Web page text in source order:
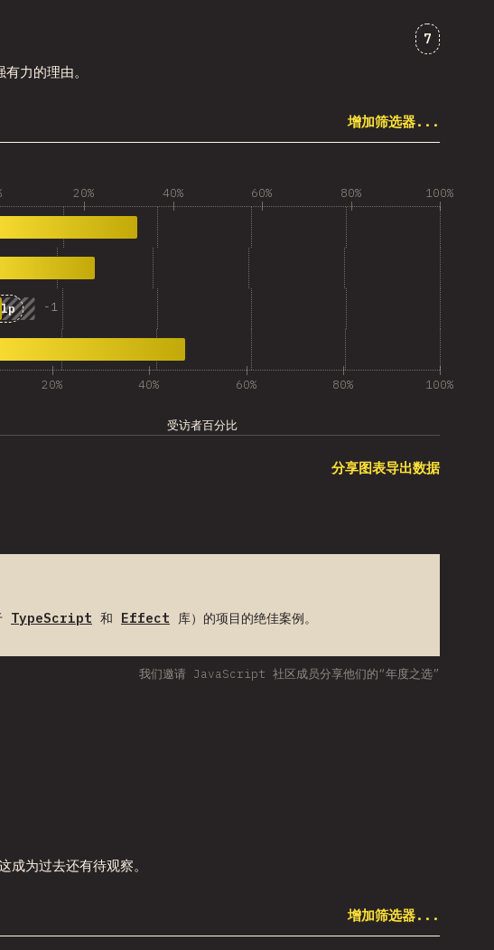
对“其他构
7
力的理由。
增加筛选器...
20% 40% 60% 80% 100%
-1
20% 40% 60% 80% 100%
受访者百分比
分享图表导出数据
TypeScript 和 Effect 库）的项目的绝佳案例。
我们邀请 JavaScript 社区成员分享他们的“年度之选”
成为过去还有待观察。
增加筛选器...